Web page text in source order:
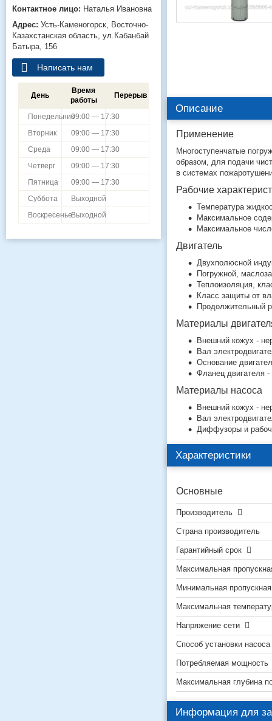
Описание
Применение
Многоступенчатые
образом, для подачи
в системах
Рабочие
Температура
Максимальное
Максимальное
Двигатель
Двухполюсной
Погружной,
Теплоизоляция,
Класс защиты от
Продолжительный
Материалы
Внешний кожух -
Вал
Основание
Фланец двигателя -
Материалы насоса
Внешний кожух -
Вал
Диффузоры и
Характеристики
Основные
Производитель
Страна производитель
Гарантийный срок
Максимальная
Минимальная
Максимальная
Напряжение сети
Способ установки насоса
Потребляемая мощность
Максимальная глубина
Информация для
Наталья Ивановна
Усть-Каменогорск
Восточно-
Казахстанская область ул.Кабанбай
Батыра, 156
Написать нам
День
Время
работы
Перерыв
Понедельник09:00 — 17:30
Вторник
09:00 — 17:30
Среда
09:00 — 17:30
Четверг
09:00 — 17:30
Пятница
09:00 — 17:30
Суббота
Выходной
ВоскресеньеВыходной